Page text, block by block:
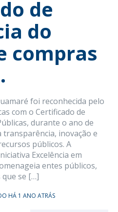
de
do
compras
foi reconhecida pelo
com o Certificado de
durante o ano de
transparência, inovação e
públicos. A
Excelência em
entes públicos,
que se […]
HÁ 1 ANO ATRÁS